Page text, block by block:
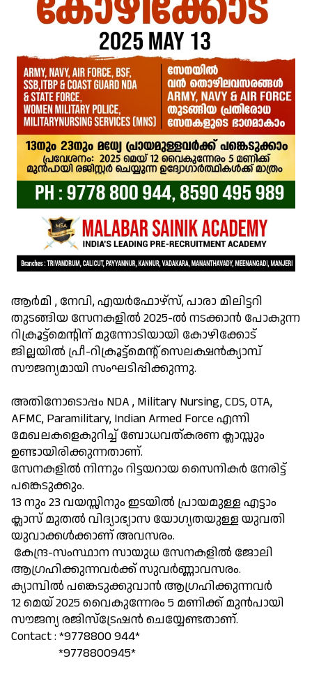
ആർമി , നേവി, എയർഫോഴ്സ്, പാരാ മിലിട്ടറി
തുടങ്ങിയ സേനകളിൽ 2025-ൽ നടക്കാൻ പോകുന്ന
റിക്രൂട്ട്മെൻ്റിന് മുന്നോടിയായി കോഴിക്കോട്
ജില്ലയിൽ പ്രീ-റിക്രൂട്ട്മെന്റ് സെലക്ഷൻക്യാമ്പ്
സൗജന്യമായി സംഘടിപ്പിക്കുന്നു.
അതിനോടൊപ്പം NDA , Military Nursing, CDS, OTA,
AFMC, Paramilitary, Indian Armed Force എന്നി
മേഖലകളെകുറിച്ച് ബോധവത്കരണ ക്ലാസ്സും
ഉണ്ടായിരിക്കുന്നതാണ്.
സേനകളിൽ നിന്നും റിട്ടയറായ സൈനികർ നേരിട്ട്
പങ്കെടുക്കും.
13 നും 23 വയസ്സിനും ഇടയിൽ പ്രായമുള്ള എട്ടാം
ക്ലാസ് മുതൽ വിദ്യാഭ്യാസ യോഗ്യതയുള്ള യുവതി
യുവാക്കൾക്കാണ് അവസരം.
കേന്ദ്ര-സംസ്ഥാന സായുധ സേനകളിൽ ജോലി
ആഗ്രഹിക്കുന്നവർക്ക്‌ സുവർണ്ണാവസരം.
ക്യാമ്പിൽ പങ്കെടുക്കുവാൻ ആഗ്രഹിക്കുന്നവർ
12 മെയ്‌ 2025 വൈകുന്നേരം 5 മണിക്ക് മുൻപായി
സൗജന്യ രജിസ്ട്രേഷൻ ചെയ്യേണ്ടതാണ്.
Contact : *9778800 944*
*9778800945*